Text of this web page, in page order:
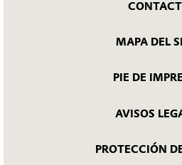
MAPA DEL
PIE DE
AVISOS
PROTECCIÓN